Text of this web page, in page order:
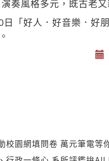
奏風格多元，既古老
「好人．好音樂．好
校園網填問卷 萬元筆電等